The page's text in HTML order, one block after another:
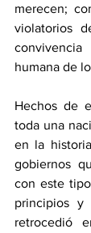
merecen;
violatorios
humana de
Hechos de
toda una
en la
gobiernos
con este
principios y
retrocedió